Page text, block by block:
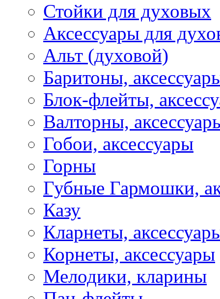
Стойки для духовых
Аксессуары для
Альт (духовой)
Баритоны,
Блок-флейты,
Валторны,
Гобои, аксессуары
Горны
Губные Гармошки,
Казу
Кларнеты,
Корнеты, аксессуары
Мелодики, кларины